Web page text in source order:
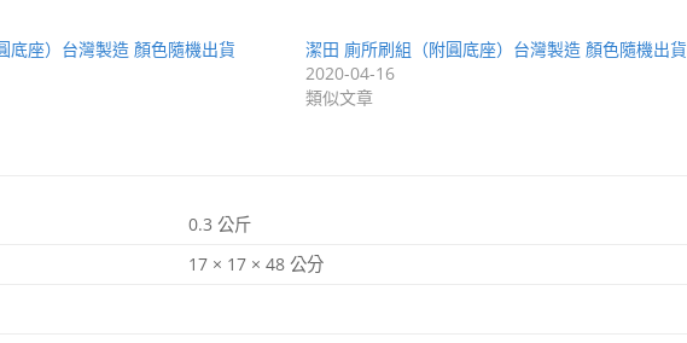
底座）台灣製造 顏色隨機出貨
潔田 廁所刷組（附圓底座）台灣製造 顏色隨機出貨
2020-04-16
類似文章
0.3 公斤
17 × 17 × 48 公分